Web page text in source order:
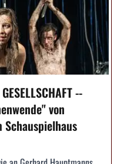
--
von